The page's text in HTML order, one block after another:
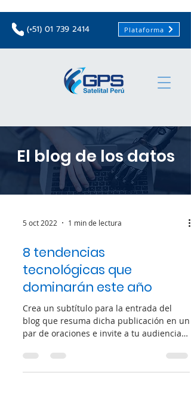
(+51) 01 739 2414 Plataforma
El blog de los datos
5 oct 2022 1 min de lectura
8 tendencias
tecnológicas que
dominarán este año
Crea un subtítulo para la entrada del
blog que resuma dicha publicación en un
par de oraciones e invite a tu audiencia a